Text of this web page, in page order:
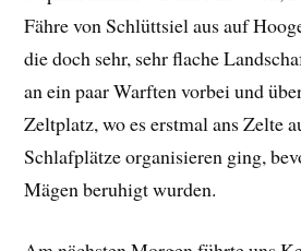
Fähre von Schlüttsiel aus auf
die doch sehr, sehr flache
an ein paar Warften vorbei und
Zeltplatz, wo es erstmal ans Zelte
Schlafplätze organisieren ging,
Mägen beruhigt wurden.